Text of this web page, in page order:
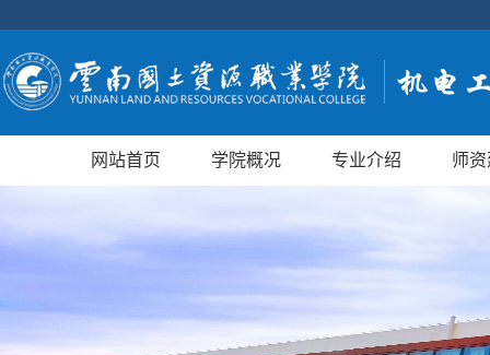
网站首页 学院概况 专业介绍 师